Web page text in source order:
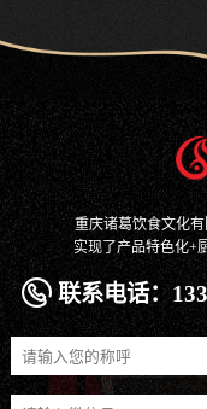
重庆诸葛饮食文化
实现了产品特色化+
联系电话：